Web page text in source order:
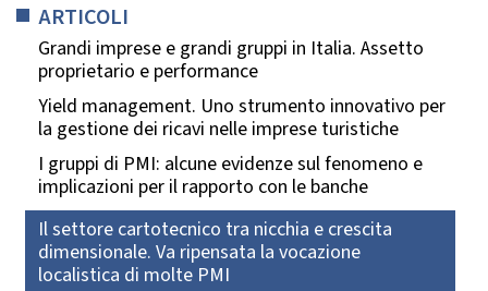
ARTICOLI
Grandi imprese e grandi gruppi in Italia. Assetto
proprietario e performance
Yield management. Uno strumento innovativo per
la gestione dei ricavi nelle imprese turistiche
I gruppi di PMI: alcune evidenze sul fenomeno e
implicazioni per il rapporto con le banche
Il settore cartotecnico tra nicchia e crescita
dimensionale. Va ripensata la vocazione
localistica di molte PMI